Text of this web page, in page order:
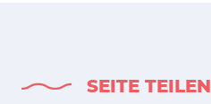
SEITE TEILEN